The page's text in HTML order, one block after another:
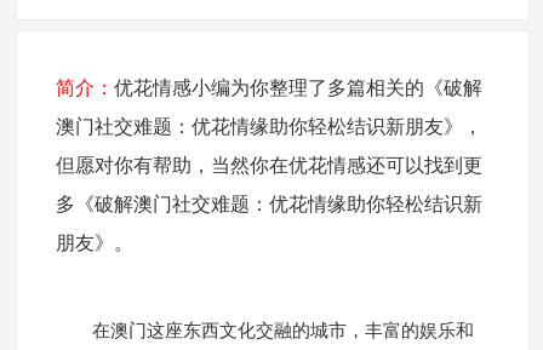
简介： 优花情感小编为你整理了多篇相关的《破解
澳门社交难题：优花情缘助你轻松结识新朋友》，
但愿对你有帮助，当然你在优花情感还可以找到更
多《破解澳门社交难题：优花情缘助你轻松结识新
朋友》。
在澳门这座东西文化交融的城市，丰富的娱乐和